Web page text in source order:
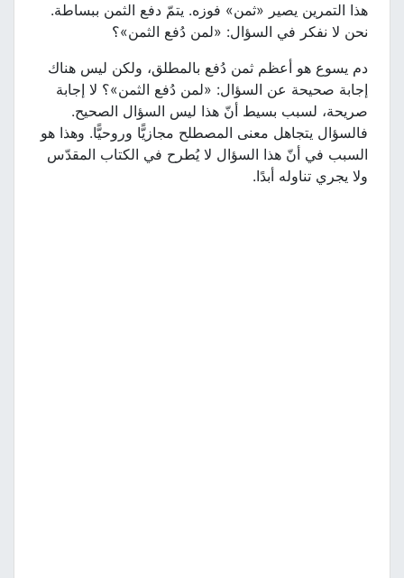
هذا التمرين يصير «ثمن» فوزه. يتمّ دفع الثمن ببساطة.
نحن لا نفكر في السؤال: «لمن دُفع الثمن»؟
دم يسوع هو أعظم ثمن دُفع بالمطلق، ولكن ليس هناك
إجابة صحيحة عن السؤال: «لمن دُفع الثمن»؟ لا إجابة
صريحة، لسبب بسيط أنّ هذا ليس السؤال الصحيح.
فالسؤال يتجاهل معنى المصطلح مجازيًّا وروحيًّا. وهذا هو
السبب في أنّ هذا السؤال لا يُطرح في الكتاب المقدّس
ولا يجري تناوله أبدًا.